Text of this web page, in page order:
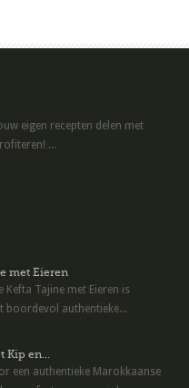
eigen recepten delen met
...
met Eieren
Kefta Tajine met Eieren is
boordevol authentieke...
Kip en...
een authentieke Marokkaanse